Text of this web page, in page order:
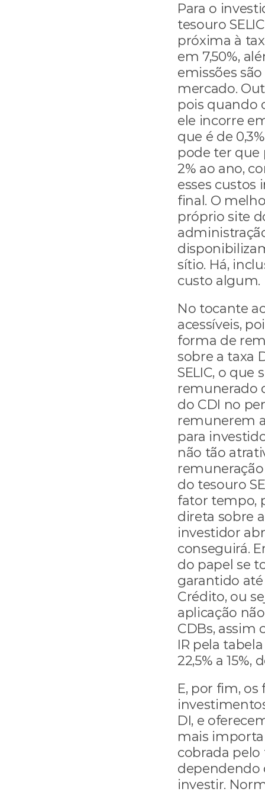
Para o
tesouro
próxima à
em 7,50%,
emissões
mercado.
pois quando
ele incorre
que é de
pode ter que
2% ao ano,
esses
final. O
próprio site
sítio. Há,
custo algum.
No tocante
acessíveis,
forma de
sobre a taxa
SELIC, o que
remunerado
do CDI no
remunerem
para
não tão
do tesouro
fator tempo,
direta sobre
investidor
conseguirá.
do papel se
garantido
Crédito, ou
aplicação
CDBs, assim
IR pela
22,5% a
E, por fim,
DI, e
mais
cobrada pelo
dependendo
investir.